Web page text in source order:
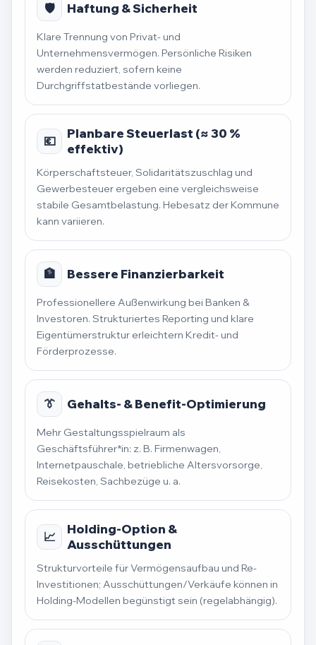
🛡️ Haftung & Sicherheit
Klare Trennung von Privat- und
Unternehmensvermögen. Persönliche Risiken
werden reduziert, sofern keine
Durchgriffstatbestände vorliegen.
💶
Planbare Steuerlast (≈ 30 %
effektiv)
Körperschaftsteuer, Solidaritätszuschlag und
Gewerbesteuer ergeben eine vergleichsweise
stabile Gesamtbelastung. Hebesatz der Kommune
kann variieren.
🏦 Bessere Finanzierbarkeit
Professionellere Außenwirkung bei Banken &
Investoren. Strukturiertes Reporting und klare
Eigentümerstruktur erleichtern Kredit- und
Förderprozesse.
👔 Gehalts- & Benefit-Optimierung
Mehr Gestaltungsspielraum als
Geschäftsführer*in: z. B. Firmenwagen,
Internetpauschale, betriebliche Altersvorsorge,
Reisekosten, Sachbezüge u. a.
📈
Holding-Option &
Ausschüttungen
Strukturvorteile für Vermögensaufbau und Re-
Investitionen; Ausschüttungen/Verkäufe können in
Holding-Modellen begünstigt sein (regelabhängig).